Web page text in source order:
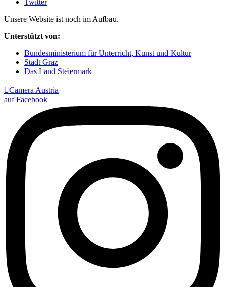
Unsere Website ist noch im Aufbau.
Unterstützt von:
Bundesministerium für Unterricht, Kunst und Kultur
Stadt Graz
Das Land Steiermark
Camera Austria
auf Facebook